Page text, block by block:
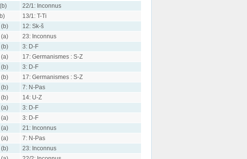
22/1: Inconnus
13/1: T-Ti
(b)
12: Sk-š
(a)
23: Inconnus
3: D-F
17: Germanismes : S-Z
3: D-F
17: Germanismes : S-Z
(b)
7: N-Pas
(b)
14: U-Z
3: D-F
3: D-F
21: Inconnus
7: N-Pas
23: Inconnus